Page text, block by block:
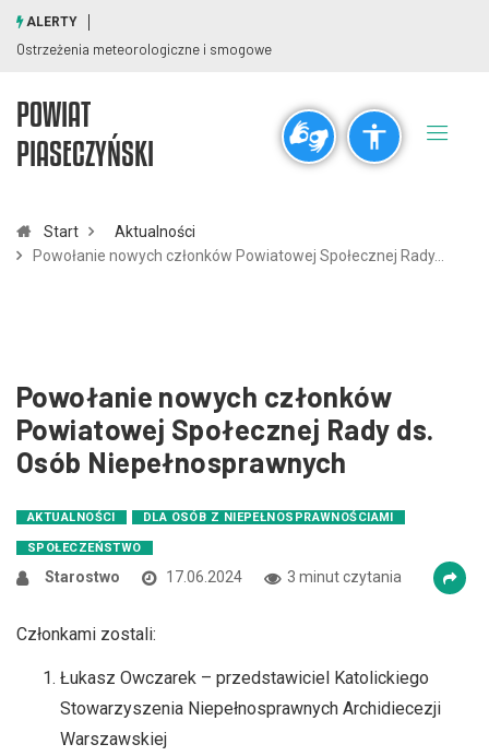
visibility_off title
Rozdzielczość
Czcionki
remove_circle_outline add_circle_outline
Bardziej czytelny tekst
brightness_high
Jasny kontrast
brightness_low
Ciemny kontrast
ALERTY
Ostrzeżenia meteorologiczne i smogowe
POWIAT
PIASECZYŃSKI
Start
Aktualności
Powołanie nowych członków Powiatowej Społecznej Rady…
Powołanie nowych członków
Powiatowej Społecznej Rady ds.
Osób Niepełnosprawnych
AKTUALNOŚCI DLA OSÓB Z NIEPEŁNOSPRAWNOŚCIAMI
SPOŁECZEŃSTWO
Starostwo 17.06.2024 3 minut czytania
Członkami zostali:
Łukasz Owczarek – przedstawiciel Katolickiego
Stowarzyszenia Niepełnosprawnych Archidiecezji
Warszawskiej